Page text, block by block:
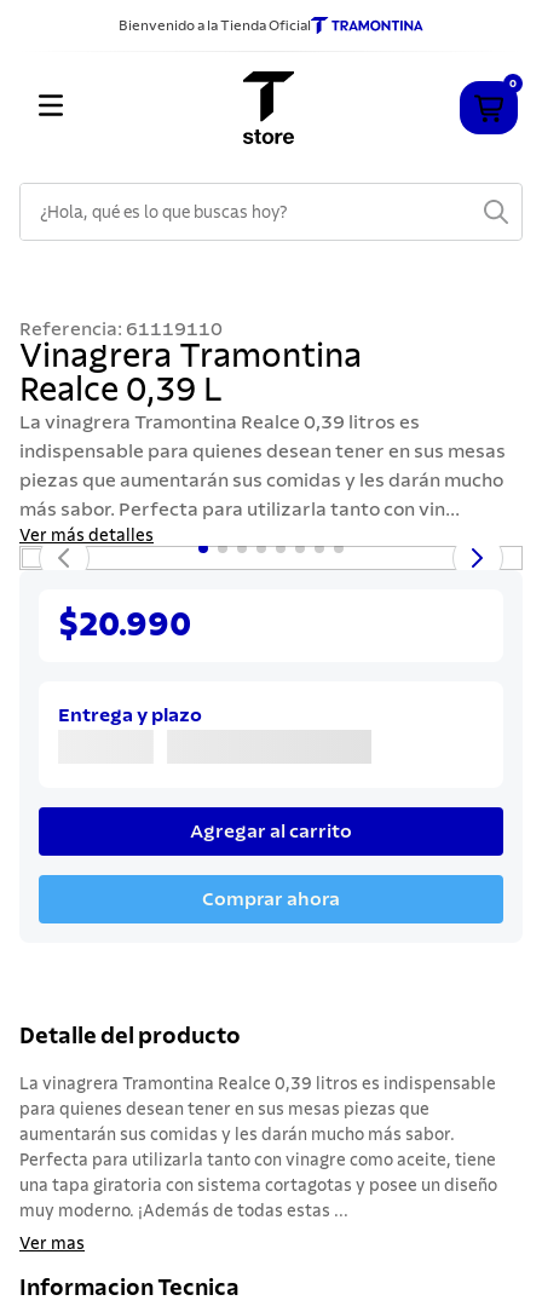
Bienvenido a la Tienda Oficial
0
Referencia: 61119110
Vinagrera Tramontina
Realce 0,39 L
La vinagrera Tramontina Realce 0,39 litros es
indispensable para quienes desean tener en sus mesas
piezas que aumentarán sus comidas y les darán mucho
más sabor. Perfecta para utilizarla tanto con vin...
Ver más detalles
$20.990
Entrega y plazo
Agregar al carrito
Comprar ahora
Detalle del producto
La vinagrera Tramontina Realce 0,39 litros es indispensable
para quienes desean tener en sus mesas piezas que
aumentarán sus comidas y les darán mucho más sabor.
Perfecta para utilizarla tanto con vinagre como aceite, tiene
una tapa giratoria con sistema cortagotas y posee un diseño
muy moderno. ¡Además de todas estas ...
Ver mas
Informacion Tecnica
2.
sarten
3.
cubiertos
4.
ollas
5.
acero inoxidable
6.
grano
solar
442